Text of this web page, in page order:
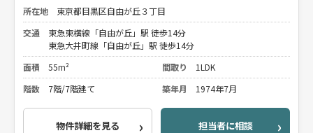
所在地
東京都目黒区自由が丘３丁目
交通
東急東横線「自由が丘」駅 徒歩14分
東急大井町線「自由が丘」駅 徒歩14分
面積
55m² 間取り
1LDK
階数
7階/7階建て 築年月 1974年7月
物件詳細を見る 担当者に相談